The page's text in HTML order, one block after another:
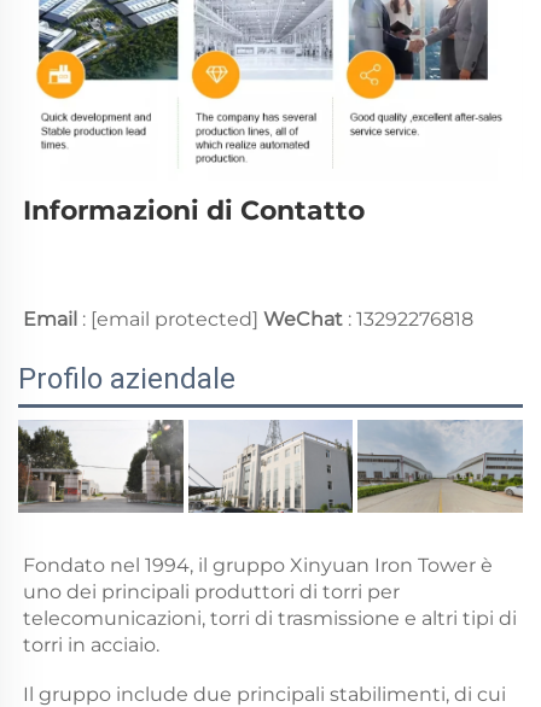
Informazioni di Contatto
Email : [email protected] WeChat : 13292276818
Profilo aziendale
Fondato nel 1994, il gruppo Xinyuan Iron Tower è
uno dei principali produttori di torri per
telecomunicazioni, torri di trasmissione e altri tipi di
torri in acciaio.
Il gruppo include due principali stabilimenti, di cui